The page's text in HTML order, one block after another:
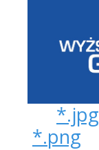
*.jpg
*.png